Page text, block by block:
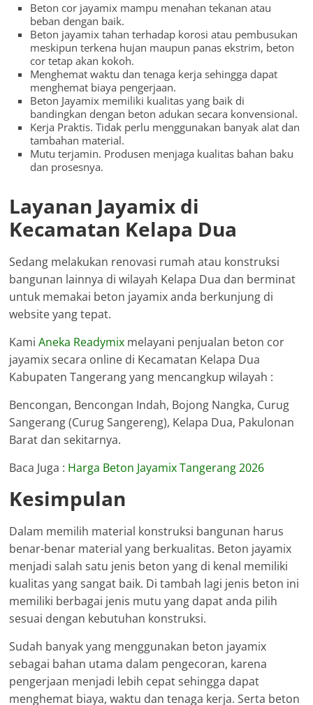
Beton cor jayamix mampu menahan tekanan atau
beban dengan baik.
Beton jayamix tahan terhadap korosi atau pembusukan
meskipun terkena hujan maupun panas ekstrim, beton
cor tetap akan kokoh.
Menghemat waktu dan tenaga kerja sehingga dapat
menghemat biaya pengerjaan.
Beton Jayamix memiliki kualitas yang baik di
bandingkan dengan beton adukan secara konvensional.
Kerja Praktis. Tidak perlu menggunakan banyak alat dan
tambahan material.
Mutu terjamin. Produsen menjaga kualitas bahan baku
dan prosesnya.
Layanan Jayamix di
Kecamatan Kelapa Dua
Sedang melakukan renovasi rumah atau konstruksi
bangunan lainnya di wilayah Kelapa Dua dan berminat
untuk memakai beton jayamix anda berkunjung di
website yang tepat.
KamiAneka Readymix melayani penjualan beton cor
jayamix secara online di Kecamatan Kelapa Dua
Kabupaten Tangerang yang mencangkup wilayah :
Bencongan, Bencongan Indah, Bojong Nangka, Curug
Sangerang (Curug Sangereng), Kelapa Dua, Pakulonan
Barat dan sekitarnya.
Baca Juga : Harga Beton Jayamix Tangerang 2026
Kesimpulan
Dalam memilih material konstruksi bangunan harus
benar-benar material yang berkualitas. Beton jayamix
menjadi salah satu jenis beton yang di kenal memiliki
kualitas yang sangat baik. Di tambah lagi jenis beton ini
memiliki berbagai jenis mutu yang dapat anda pilih
sesuai dengan kebutuhan konstruksi.
Sudah banyak yang menggunakan beton jayamix
sebagai bahan utama dalam pengecoran, karena
pengerjaan menjadi lebih cepat sehingga dapat
menghemat biaya, waktu dan tenaga kerja. Serta beton